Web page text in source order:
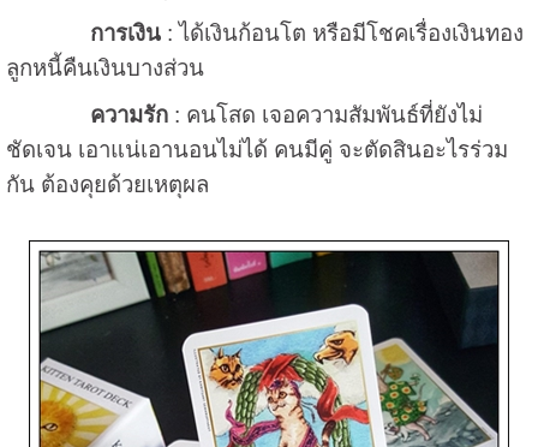
การเงิน: ได้เงินก้อนโต หรือมีโชคเรื่องเงินทอง
ลูกหนี้คืนเงินบางส่วน
ความรัก: คนโสด เจอความสัมพันธ์ที่ยังไม่
ชัดเจน เอาแน่เอานอนไม่ได้ คนมีคู่ จะตัดสินอะไรร่วม
กัน ต้องคุยด้วยเหตุผล